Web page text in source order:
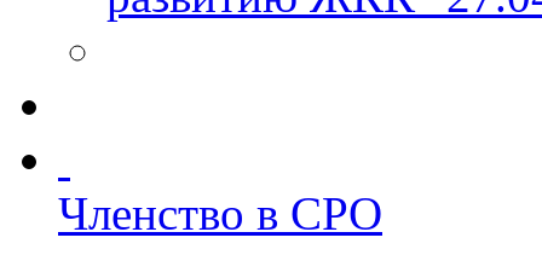
Членство в СРО